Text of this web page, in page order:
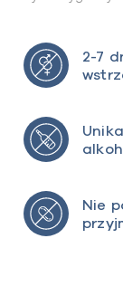
2-7
Nie